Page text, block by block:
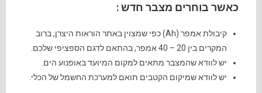
כאשר בוחרים מצבר חדש :
קיבולת אמפר (Ah) כפי שמצוין באתר הוראות היצרן, ברוב
המקרים בין 20 – 40 אמפר, בהתאם לדגם הספציפי שלכם.
יש לוודא שהמצבר מתאים למקום המיועד באופנוע הים.
יש לוודא שמיקום הקטבים תואם למערכת החשמל של הכלי.